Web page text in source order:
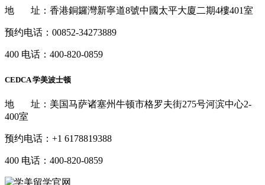
地 址：香港銅鑼灣新寧道8號中國太平大廈二期4樓401室
预约电话： 00852-34273889
400 电话： 400-820-0859
CEDCA 学美波士顿
地 址：美国马萨诸塞州牛顿市格罗夫街275号河滨中心2-
400室
预约电话： +1 6178819388
400 电话： 400-820-0859